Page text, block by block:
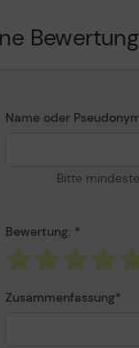
Program,
(LRP)Bewertung
Name oder
Bitte
Bewertung:
Zusammenfassung